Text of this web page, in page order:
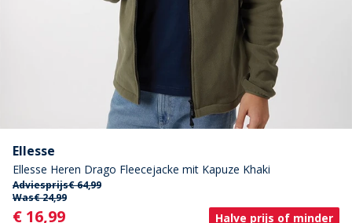
Ellesse
Ellesse Heren Drago Fleecejacke mit Kapuze Khaki
Adviesprijs€ 64,99
Was€ 24,99
Current
€ 16,99 Halve prijs of minder